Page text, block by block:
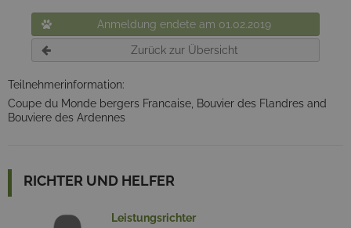
Anmeldung endete am 01.02.2019
Zurück zur Übersicht
Teilnehmerinformation:
Coupe du Monde bergers Francaise, Bouvier des Flandres and
Bouviere des Ardennes
RICHTER UND HELFER
Leistungsrichter